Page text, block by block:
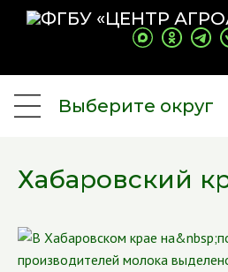
Выберите округ
Хабаровский